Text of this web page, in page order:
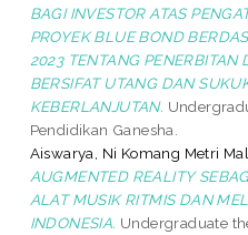
BAGI INVESTOR ATAS
PROYEK BLUE BOND
2023 TENTANG PENERBITAN
BERSIFAT UTANG DAN
KEBERLANJUTAN.
Pendidikan Ganesha.
Aiswarya, Ni Komang Metri
AUGMENTED REALITY
ALAT MUSIK RITMIS DAN
INDONESIA. Undergraduate